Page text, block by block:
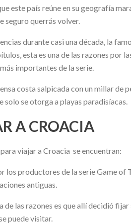
este país reúne en su geografía
seguro querrás volver.
durante casi una década, la
esta es una de las razones por
importantes de la serie.
costa salpicada con un millar de
solo se otorga a playas paradisíacas.
A CROACIA
viajar a Croacia se encuentran:
productores de la serie Game
antiguas.
las razones es que allí decidió
puede visitar.